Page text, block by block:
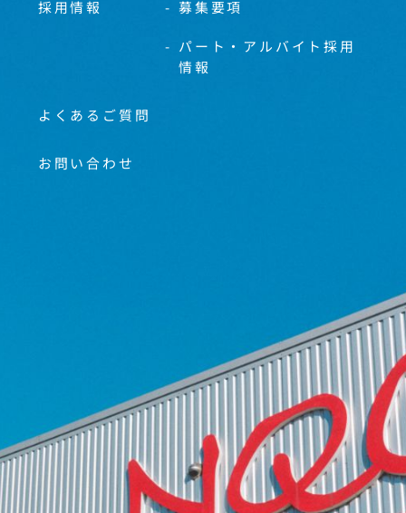
採用情報 募集要項
パート・アルバイト採用
情報
よくあるご質問
お問い合わせ